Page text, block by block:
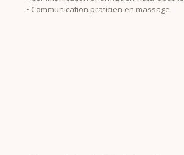
• Communication praticien en massage